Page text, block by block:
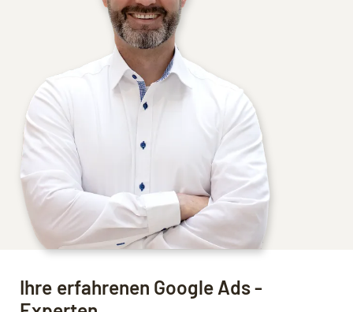
Ihre erfahrenen Google Ads -